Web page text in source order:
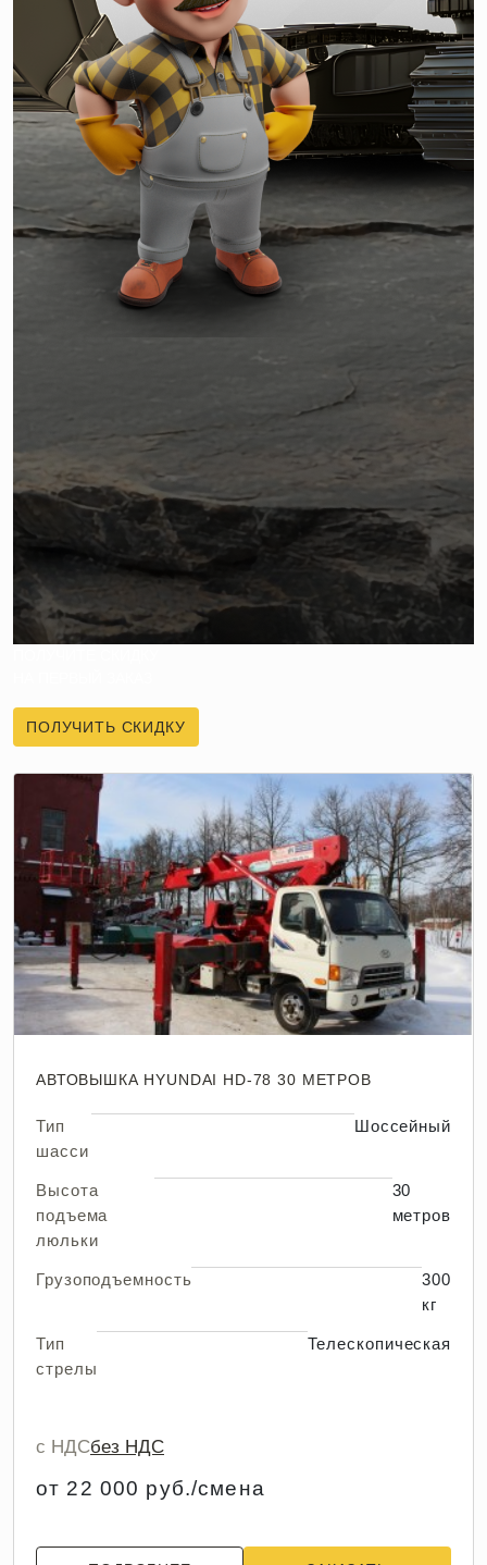
ПОЛУЧИТЬ СКИДКУ
АВТОВЫШКА HYUNDAI HD-78 30 МЕТРОВ
Тип
шасси
Шоссейный
Высота
подъема
люльки
30
метров
Грузоподъемность
300
кг
Тип
стрелы
Телескопическая
с НДСбез НДС
от 22 000 руб./смена